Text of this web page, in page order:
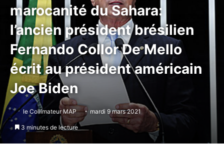
marocanité du Sahara:
l’ancien président brésilien
Fernando Collor De Mello
écrit au président américain
Joe Biden
le Collimateur MAP mardi 9 mars 2021
3 minutes de lecture